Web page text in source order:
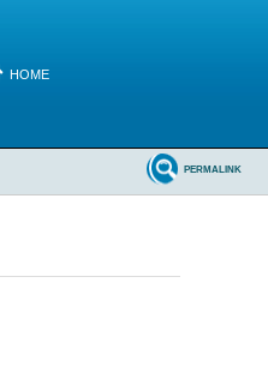
HOME
PERMALINK